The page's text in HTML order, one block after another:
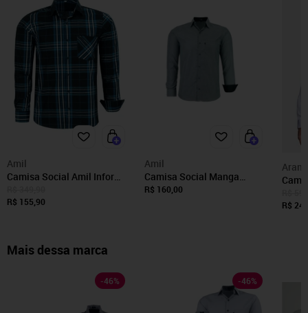
Amil
Camisa Social Amil Infor
Macia Fácil de Passar Luxo
R$ 155,90
Amil
Camisa Social Manga
Longa Com Listra Original
R$ 160,00
R$
Mais dessa marca
-46% -46%